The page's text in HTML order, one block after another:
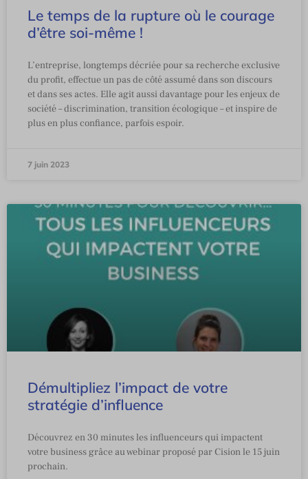
Le temps de la rupture où le courage
d’être soi-même !
L’entreprise, longtemps décriée pour sa recherche exclusive
du profit, effectue un pas de côté assumé dans son discours
et dans ses actes. Elle agit aussi davantage pour les enjeux de
société – discrimination, transition écologique – et inspire de
plus en plus confiance, parfois espoir.
7 juin 2023
Démultipliez l’impact de votre
stratégie d’influence
Découvrez en 30 minutes les influenceurs qui impactent
votre business grâce au webinar proposé par Cision le 15 juin
prochain.